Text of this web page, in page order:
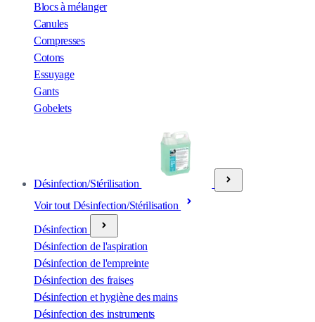
Blocs à mélanger
Canules
Compresses
Cotons
Essuyage
Gants
Gobelets
Désinfection/Stérilisation
Voir tout Désinfection/Stérilisation
Désinfection
Désinfection de l'aspiration
Désinfection de l'empreinte
Désinfection des fraises
Désinfection et hygiène des mains
Désinfection des instruments